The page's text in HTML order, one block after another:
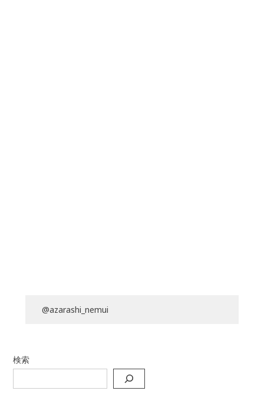
@azarashi_nemui
検索